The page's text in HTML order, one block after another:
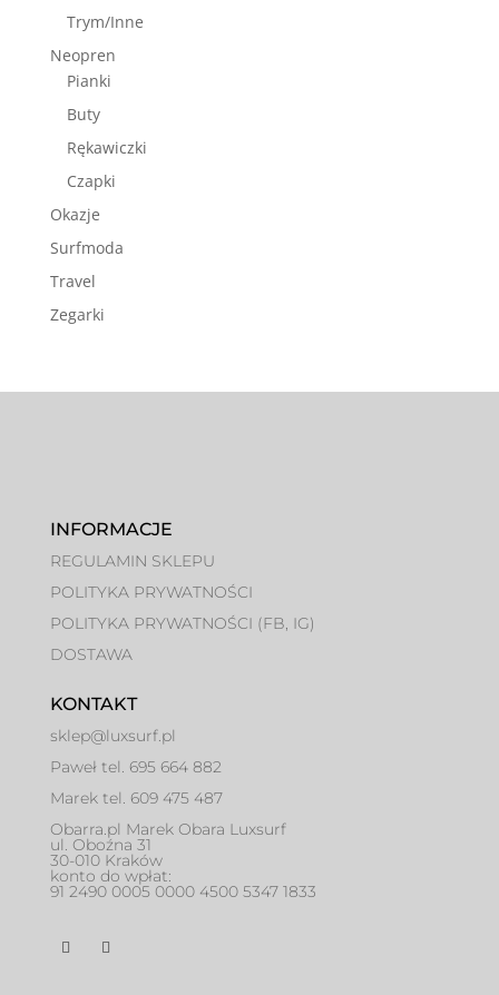
Trym/Inne
Neopren
Pianki
Buty
Rękawiczki
Czapki
Okazje
Surfmoda
Travel
Zegarki
INFORMACJE
REGULAMIN SKLEPU
POLITYKA PRYWATNOŚCI
POLITYKA PRYWATNOŚCI (FB, IG)
DOSTAWA
KONTAKT
sklep@luxsurf.pl
Paweł tel. 695 664 882
Marek tel. 609 475 487
Obarra.pl Marek Obara Luxsurf
ul. Oboźna 31
30-010 Kraków
konto do wpłat:
91 2490 0005 0000 4500 5347 1833